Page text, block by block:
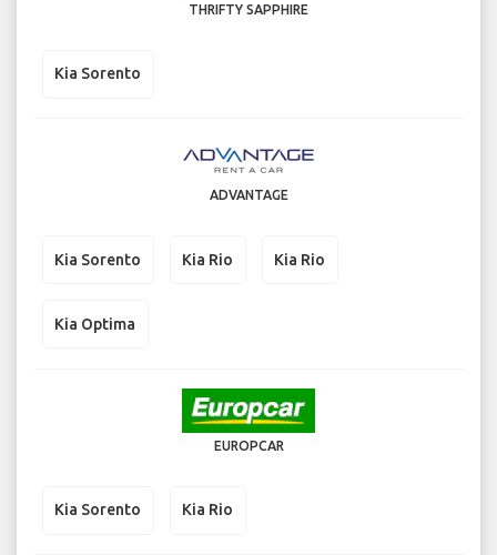
THRIFTY SAPPHIRE
Kia Sorento
ADVANTAGE
Kia Sorento Kia Rio Kia Rio
Kia Optima
EUROPCAR
Kia Sorento Kia Rio